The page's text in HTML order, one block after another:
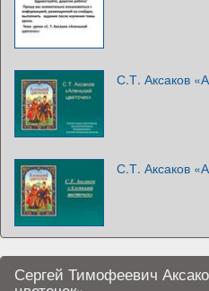
С.Т. Аксаков
С.Т. Аксаков
Сергей Тимофеевич